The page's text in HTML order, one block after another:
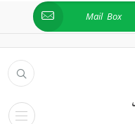
Mail Box